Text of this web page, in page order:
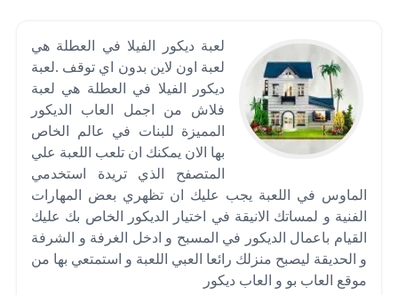
لعبة ديكور الفيلا في العطلة هي
لعبة اون لاين بدون اي توقف .لعبة
ديكور الفيلا في العطلة هي لعبة
فلاش من اجمل العاب الديكور
المميزة للبنات في عالم الخاص
بها الان يمكنك ان تلعب اللعبة علي
المتصفح الذي تريدة استخدمي
الماوس في اللعبة يجب عليك ان تظهري بعض المهارات
الفنية و لمساتك الانيقة في اختيار الديكور الخاص بك عليك
القيام باعمال الديكور في المسبح و ادخل الغرفة و الشرفة
و الحديقة ليصبح منزلك رائعا العبي اللعبة و استمتعي بها من
موقع العاب بو و العاب ديكور